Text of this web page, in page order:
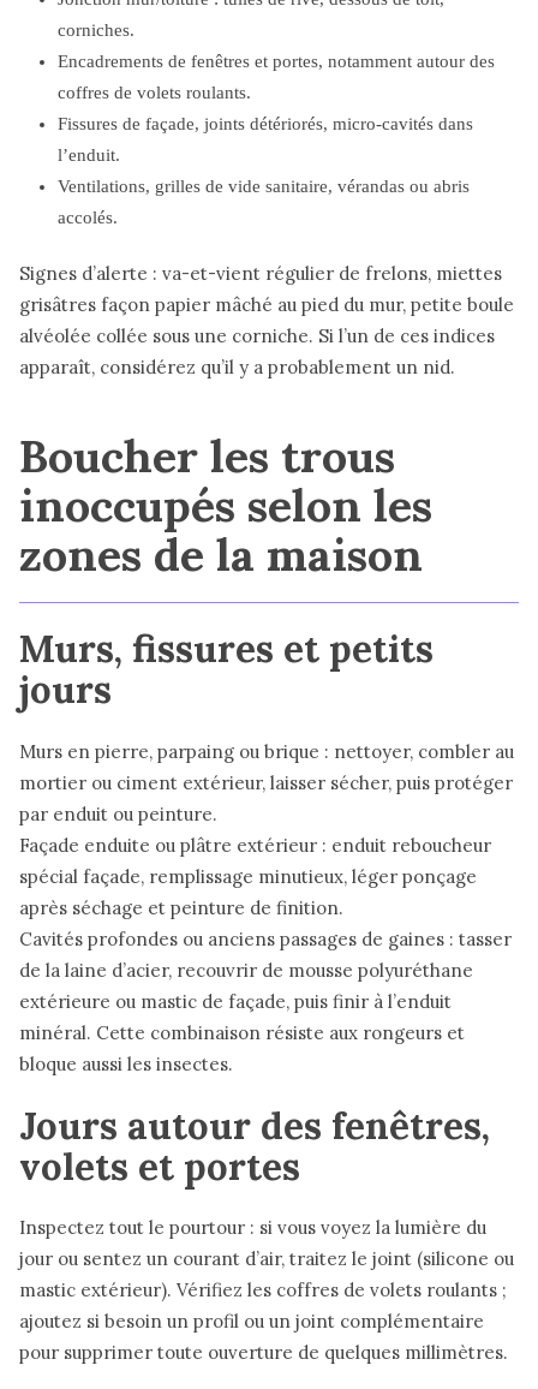
corniches.
Encadrements de fenêtres et portes, notamment autour des
coffres de volets roulants.
Fissures de façade, joints détériorés, micro-cavités dans
l’enduit.
Ventilations, grilles de vide sanitaire, vérandas ou abris
accolés.
Signes d’alerte : va-et-vient régulier de frelons, miettes
grisâtres façon papier mâché au pied du mur, petite boule
alvéolée collée sous une corniche. Si l’un de ces indices
apparaît, considérez qu’il y a probablement un nid.
Boucher les trous
inoccupés selon les
zones de la maison
Murs, fissures et petits
jours
Murs en pierre, parpaing ou brique : nettoyer, combler au
mortier ou ciment extérieur, laisser sécher, puis protéger
par enduit ou peinture.
Façade enduite ou plâtre extérieur : enduit reboucheur
spécial façade, remplissage minutieux, léger ponçage
après séchage et peinture de finition.
Cavités profondes ou anciens passages de gaines : tasser
de la laine d’acier, recouvrir de mousse polyuréthane
extérieure ou mastic de façade, puis finir à l’enduit
minéral. Cette combinaison résiste aux rongeurs et
bloque aussi les insectes.
Jours autour des fenêtres,
volets et portes
Inspectez tout le pourtour : si vous voyez la lumière du
jour ou sentez un courant d’air, traitez le joint (silicone ou
mastic extérieur). Vérifiez les coffres de volets roulants ;
ajoutez si besoin un profil ou un joint complémentaire
pour supprimer toute ouverture de quelques millimètres.